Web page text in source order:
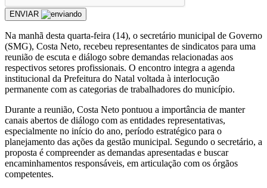
ENVIAR
Na manhã desta quarta-feira (14), o secretário municipal de Governo
(SMG), Costa Neto, recebeu representantes de sindicatos para uma
reunião de escuta e diálogo sobre demandas relacionadas aos
respectivos setores profissionais. O encontro integra a agenda
institucional da Prefeitura do Natal voltada à interlocução
permanente com as categorias de trabalhadores do município.
Durante a reunião, Costa Neto pontuou a importância de manter
canais abertos de diálogo com as entidades representativas,
especialmente no início do ano, período estratégico para o
planejamento das ações da gestão municipal. Segundo o secretário, a
proposta é compreender as demandas apresentadas e buscar
encaminhamentos responsáveis, em articulação com os órgãos
competentes.